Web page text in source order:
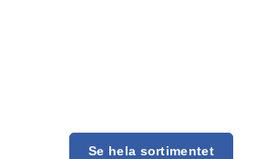
Se hela sortimentet